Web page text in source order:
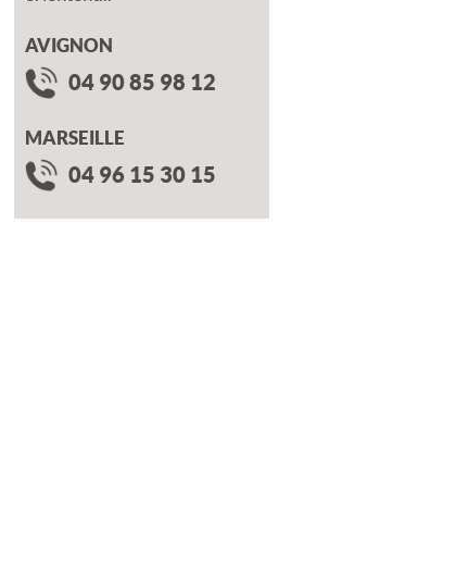
AVIGNON
04 90 85 98 12
MARSEILLE
04 96 15 30 15